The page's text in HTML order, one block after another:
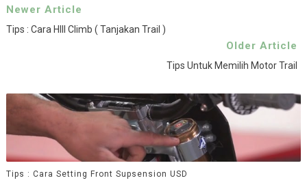
Newer Article
Tips : Cara HIll Climb ( Tanjakan Trail )
Older Article
Tips Untuk Memilih Motor Trail
Tips : Cara Setting Front Supsension USD